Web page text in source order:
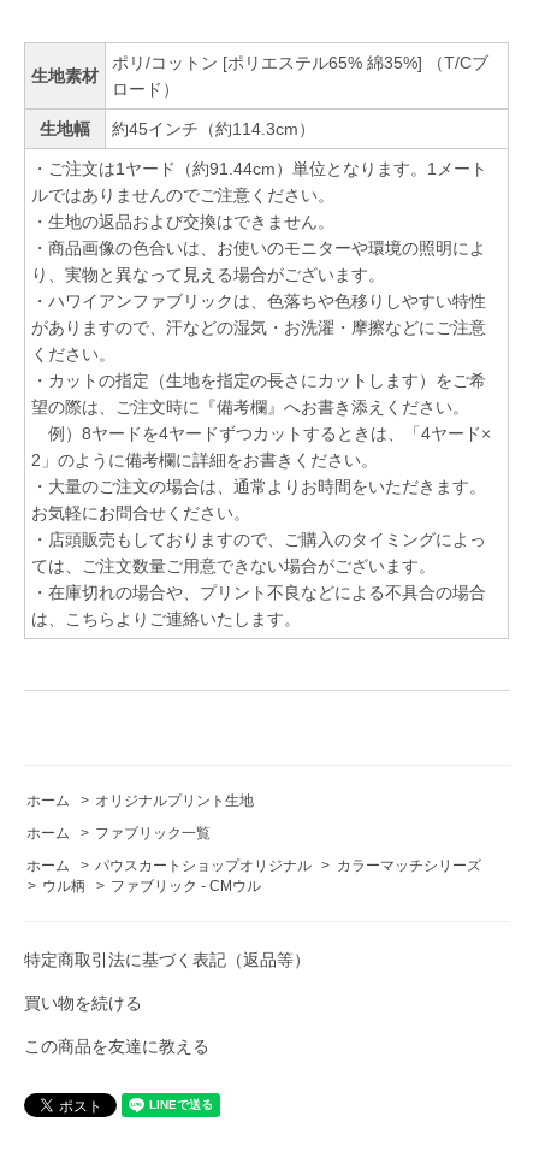
生地素材
ポリ/コットン [ポリエステル65% 綿35%] （T/Cブ
ロード）
生地幅 約45インチ（約114.3cm）
・ご注文は1ヤード（約91.44cm）単位となります。1メート
ルではありませんのでご注意ください。
・生地の返品および交換はできません。
・商品画像の色合いは、お使いのモニターや環境の照明によ
り、実物と異なって見える場合がございます。
・ハワイアンファブリックは、色落ちや色移りしやすい特性
がありますので、汗などの湿気・お洗濯・摩擦などにご注意
ください。
・カットの指定（生地を指定の長さにカットします）をご希
望の際は、ご注文時に『備考欄』へお書き添えください。
例）8ヤードを4ヤードずつカットするときは、「4ヤード×
2」のように備考欄に詳細をお書きください。
・大量のご注文の場合は、通常よりお時間をいただきます。
お気軽にお問合せください。
・店頭販売もしておりますので、ご購入のタイミングによっ
ては、ご注文数量ご用意できない場合がございます。
・在庫切れの場合や、プリント不良などによる不具合の場合
は、こちらよりご連絡いたします。
ホーム > オリジナルプリント生地
ホーム
> ファブリック一覧
ホーム
> パウスカートショップオリジナル > カラーマッチシリーズ
> ウル柄 > ファブリック - CMウル
特定商取引法に基づく表記（返品等）
買い物を続ける
この商品を友達に教える